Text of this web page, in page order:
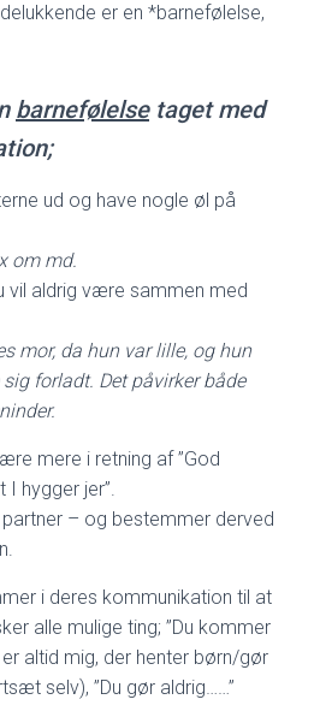
er en *barnefølelse,
barnefølelsetaget med
ud og have nogle øl på
om md.
vil aldrig være sammen med
mor, da hun var lille, og hun
forladt. Det påvirker både
mere i retning af ”God
I hygger jer”.
– og bestemmer derved
i deres kommunikation til at
alle mulige ting; ”Du kommer
er altid mig, der henter børn/gør
selv), ”Du gør aldrig……”